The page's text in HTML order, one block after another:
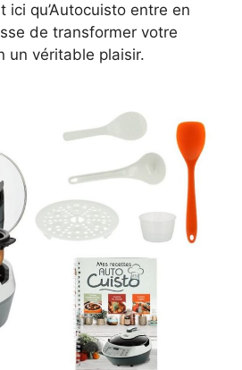
ici qu’Autocuisto entre en
de transformer votre
un véritable plaisir.